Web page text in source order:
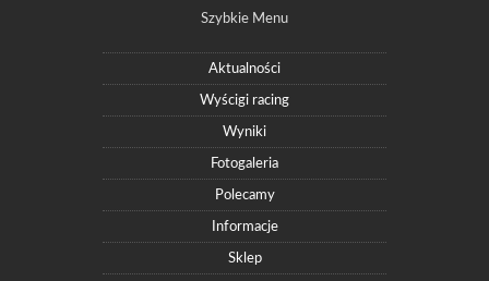
Szybkie Menu
Aktualności
Wyścigi racing
Wyniki
Fotogaleria
Polecamy
Informacje
Sklep